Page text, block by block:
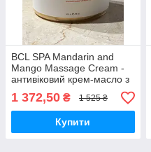
BCL SPA Mandarin and
Mango Massage Cream -
антивіковий крем-масло з
екстрактами манго та
мандарина, 473 мл
1 372,50 ₴ 1 525 ₴
Купити